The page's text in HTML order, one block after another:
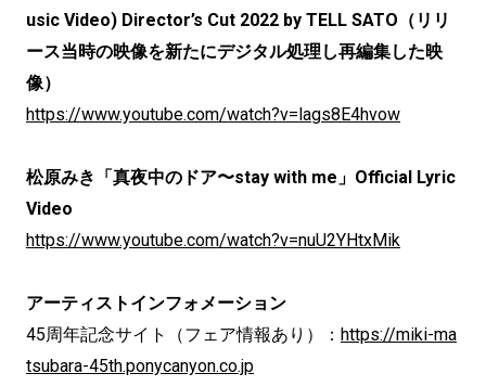
usic Video) Director’s Cut 2022 by TELL SATO（リリ
ース当時の映像を新たにデジタル処理し再編集した映
像）
https://www.youtube.com/watch?v=lags8E4hvow
松原みき「真夜中のドア〜stay with me」Official Lyric
Video
https://www.youtube.com/watch?v=nuU2YHtxMik
アーティストインフォメーション
45周年記念サイト（フェア情報あり）： https://miki-ma
tsubara-45th.ponycanyon.co.jp